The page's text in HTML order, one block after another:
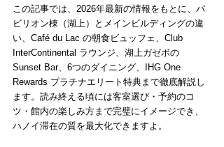
この記事では、2026年最新の情報をもとに、パ
ビリオン棟（湖上）とメインビルディングの違
い、Café du Lac の朝食ビュッフェ、Club
InterContinental ラウンジ、湖上ガゼボの
Sunset Bar、6つのダイニング、IHG One
Rewards プラチナエリート特典まで徹底解説し
ます。読み終える頃には客室選び・予約のコ
ツ・館内の楽しみ方まで完璧にイメージでき、
ハノイ滞在の質を最大化できますよ。